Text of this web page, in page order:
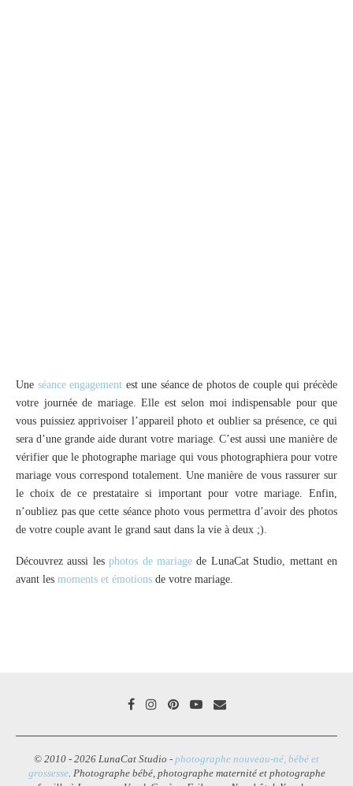
Une séance engagement est une séance de photos de couple qui précède
votre journée de mariage. Elle est selon moi indispensable pour que
vous puissiez apprivoiser l’appareil photo et oublier sa présence, ce qui
sera d’une grande aide durant votre mariage. C’est aussi une manière de
vérifier que le photographe mariage qui vous photographiera pour votre
mariage vous correspond totalement. Une manière de vous rassurer sur
le choix de ce prestataire si important pour votre mariage. Enfin,
n’oubliez pas que cette séance photo vous permettra d’avoir des photos
de votre couple avant le grand saut dans la vie à deux ;).
Découvrez aussi lesphotos de mariage de LunaCat Studio, mettant en
avant les moments et émotions de votre mariage.
© 2010 - 2026 LunaCat Studio - photographe nouveau-né, bébé et
grossesse. Photographe bébé, photographe maternité et photographe